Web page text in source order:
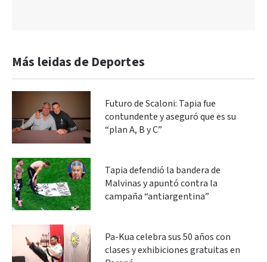
Más leidas de Deportes
Futuro de Scaloni: Tapia fue
contundente y aseguró que es su
“plan A, B y C”
Tapia defendió la bandera de
Malvinas y apuntó contra la
campaña “antiargentina”
Pa-Kua celebra sus 50 años con
clases y exhibiciones gratuitas en